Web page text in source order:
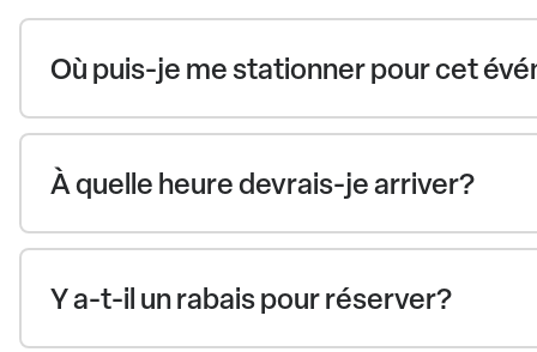
Où puis-je me stationner pour cet
À quelle heure devrais-je arriver?
Y a-t-il un rabais pour réserver?